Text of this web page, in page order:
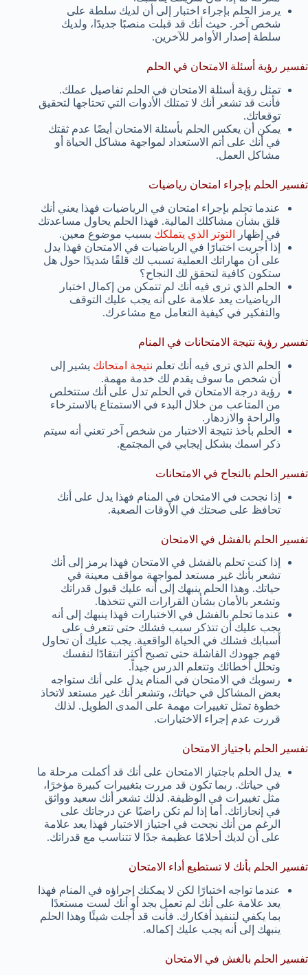
يرمز الحلم بإجراء اختبار إلى أن لديك سلطة على
شخص آخر. حيث أنك قد قبلت منصبًا جديدًا، ولديك
سلطة إصدار الأوامر للآخرين.
تفسير رؤية أسئلة الامتحان في الحلم
تمثل رؤية أسئلة الامتحان في الحلم تفاصيل عملك.
فأنت قد تشعر أنك لا تمتلك الأدوات التي تحتاجها لتحقيق
توقعاتك.
يمكن أن يعكس الحلم بأسئلة الامتحان أيضًا عدم ثقتك
في أنك على أتم الاستعداد لمواجهة مشاكل الحياة أو
مشاكل العمل.
تفسير الحلم بإجراء امتحان رياضيات
عندما تحلم بإجراء امتحان في الرياضيات فهذا يعني أنك
قلق بشأن مشاكلك المالية. فهذا الحلم يحاول مساعدتك
في إظهار
التوتر الذي يتملكك بسبب موضوع معين.
إذا أجريت اختبارًا في الرياضيات في الامتحان فهذا يدل
على أن مهاراتك العملية تسبب لك قلقًا شديدًا حول هل
ستكون كافية لتحقق لك النجاح؟
الحلم الذي ترى فيه أنك لم تتمكن من إكمال اختبار
الرياضيات يعد علامة على أنه يجب عليك التوقف
والتفكير في كيفية التعامل مع مشاعرك.
تفسير رؤية نتيجة الامتحانات في المنام
الحلم الذي ترى فيه أنك تعلم نتيجة امتحانك يشير إلى
أن شخص ما سوف يقدم لك خدمة مهمة.
رؤية درجة الامتحان في الحلم تدل على أنك ستتخلص
من المتاعب من خلال البدء في الاستمتاع بالاسترخاء
والراحة والازدهار.
الحلم بأخذ نتيجة الاختبار من شخص آخر تعني أنه سيتم
ذكر اسمك بشكل إيجابي في المجتمع.
تفسير الحلم بالنجاح في الامتحانات
إذا نجحت في الامتحان في المنام فهذا يدل على أنك
تحافظ على صحتك في الأوقات الصعبة.
تفسير الحلم بالفشل في الامتحان
إذا كنت تحلم بالفشل في الامتحان فهذا يرمز إلى أنك
تشعر بأنك غير مستعد لمواجهة مواقف معينة في
حياتك. وهذا الحلم ينبهك إلى أنه عليك قبول قدراتك
وتشعر بالأمان بشأن القرارات التي تتخذها.
عندما تحلم بالفشل في الاختبارات فهذا ينبهك إلى أنه
يجب عليك أن تتذكر سبب فشلك حتى تتعرف على
أسبابك فشلك في الحياة الواقعية. يجب عليك أن تحاول
فهم جهودك الفاشلة حتى تصبح أكثر انتقادًا لنفسك
وتحلل أخطائك وتتعلم الدرس جيداً.
رسوبك في الامتحان في المنام يدل على أنك ستواجه
بعض المشاكل في حياتك، وتشعر أنك غير مستعد لاتخاذ
خطوة تمثل تغييرات مهمة على المدى الطويل. لذلك
قررت عدم إجراء الاختبارات.
تفسير الحلم باجتياز الامتحان
يدل الحلم باجتياز الامتحان على أنك قد أكملت مرحلة ما
في حياتك. ربما تكون قد مررت بتغييرات كبيرة مؤخرًا،
مثل تغييرات في الوظيفة. لذلك تشعر أنك سعيد وواثق
في إنجازاتك. أما إذا لم تكن راضيًا عن درجاتك على
الرغم من أنك نجحت في اجتياز الاختبار فهذا يعد علامة
على أن لديك أحلامًا عظيمة جدًا لا تتناسب مع قدراتك.
تفسير الحلم بأنك لا تستطيع أداء الامتحان
عندما تواجه اختبارًا لكن لا يمكنك إجراؤه في المنام فهذا
يعد علامة على أنك لم تعمل بجد أو أنك لست مستعدًا
بما يكفي لتنفيذ أفكارك. فأنت قد أجلت شيئًا وهذا الحلم
ينبهك إلى أنه يجب عليك إكماله.
تفسير الحلم بالغش في الامتحان